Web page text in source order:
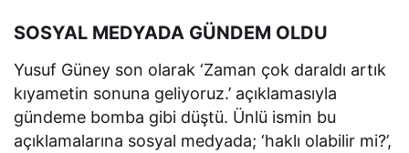
SOSYAL MEDYADA GÜNDEM OLDU
Yusuf Güney son olarak ‘Zaman çok daraldı artık
kıyametin sonuna geliyoruz.’ açıklamasıyla
gündeme bomba gibi düştü. Ünlü ismin bu
açıklamalarına sosyal medyada; ‘haklı olabilir mi?’,